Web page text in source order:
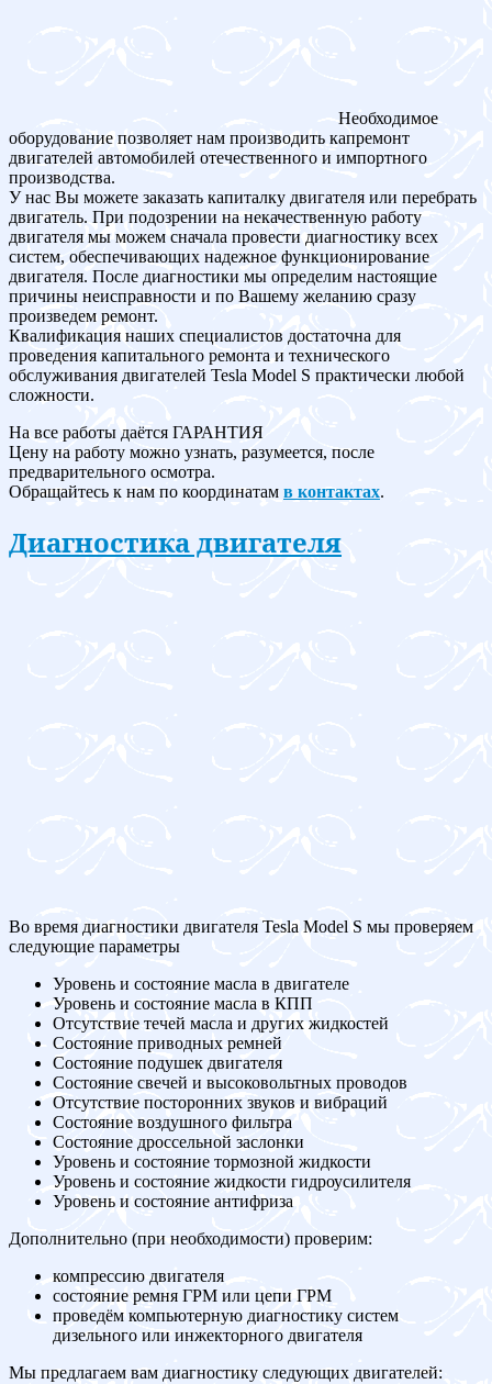
Необходимое
оборудование позволяет нам производить капремонт
двигателей автомобилей отечественного и импортного
производства.
У нас Вы можете заказать капиталку двигателя или перебрать
двигатель. При подозрении на некачественную работу
двигателя мы можем сначала провести диагностику всех
систем, обеспечивающих надежное функционирование
двигателя. После диагностики мы определим настоящие
причины неисправности и по Вашему желанию сразу
произведем ремонт.
Квалификация наших специалистов достаточна для
проведения капитального ремонта и технического
обслуживания двигателей Tesla Model S практически любой
сложности.
На все работы даётся ГАРАНТИЯ
Цену на работу можно узнать, разумеется, после
предварительного осмотра.
Обращайтесь к нам по координатам в контактах.
Диагностика двигателя
Во время диагностики двигателя Tesla Model S мы проверяем
следующие параметры
Уровень и состояние масла в двигателе
Уровень и состояние масла в КПП
Отсутствие течей масла и других жидкостей
Состояние приводных ремней
Состояние подушек двигателя
Состояние свечей и высоковольтных проводов
Отсутствие посторонних звуков и вибраций
Состояние воздушного фильтра
Состояние дроссельной заслонки
Уровень и состояние тормозной жидкости
Уровень и состояние жидкости гидроусилителя
Уровень и состояние антифриза
Дополнительно (при необходимости) проверим:
компрессию двигателя
состояние ремня ГРМ или цепи ГРМ
проведём компьютерную диагностику систем
дизельного или инжекторного двигателя
Мы предлагаем вам диагностику следующих двигателей: